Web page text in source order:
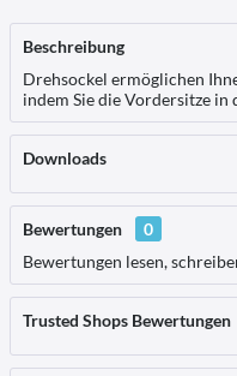
Beschreibung
Drehsockel ermöglichen
indem Sie die Vordersitze in
Downloads
Bewertungen
0
Bewertungen lesen,
Trusted Shops Bewertungen